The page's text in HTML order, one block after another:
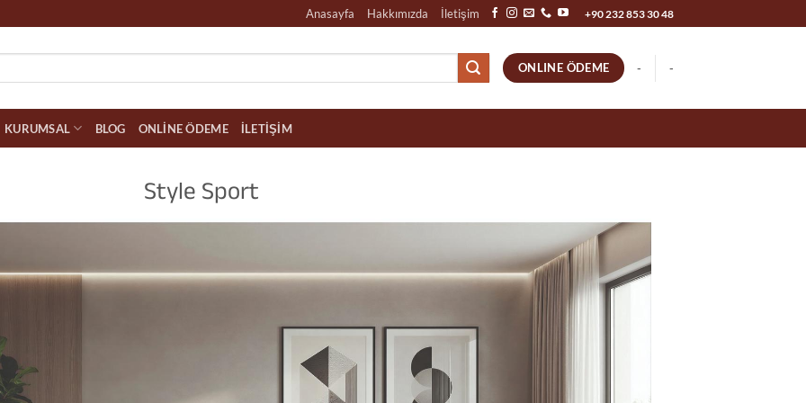
Anasayfa Hakkımızda İletişim +90 232 853 30 48
ONLINE ÖDEME - -
KURUMSAL BLOG ONLINE ÖDEME İLETIŞIM
Style Sport